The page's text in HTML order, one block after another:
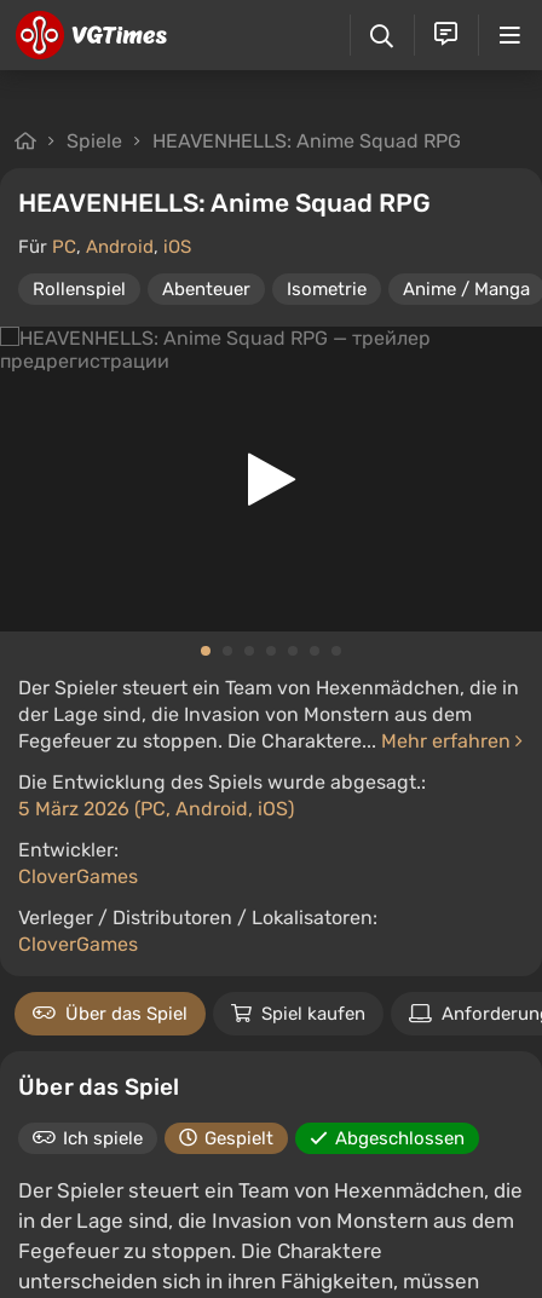
Spiele HEAVENHELLS: Anime Squad RPG
HEAVENHELLS: Anime Squad RPG
Für PC, Android, iOS
Rollenspiel
Abenteuer Isometrie Anime / Manga
Der Spieler steuert ein Team von Hexenmädchen, die in
der Lage sind, die Invasion von Monstern aus dem
Fegefeuer zu stoppen. Die Charaktere... Mehr erfahren
Die Entwicklung des Spiels wurde abgesagt.:
5 März 2026 (PC, Android, iOS)
Entwickler:
CloverGames
Verleger / Distributoren / Lokalisatoren:
CloverGames
Über das Spiel Spiel kaufen
Über das Spiel
Ich spiele Gespielt Abgeschlossen
Der Spieler steuert ein Team von Hexenmädchen, die
in der Lage sind, die Invasion von Monstern aus dem
Fegefeuer zu stoppen. Die Charaktere
unterscheiden sich in ihren Fähigkeiten, müssen